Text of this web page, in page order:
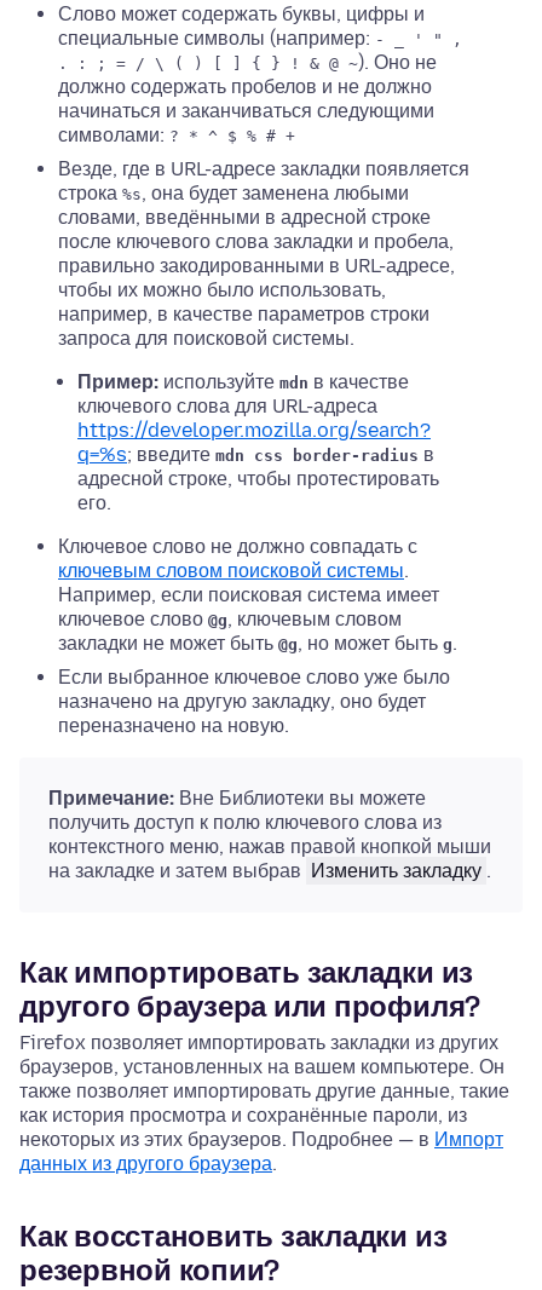
Слово может содержать буквы, цифры и
специальные символы (например: - _ ' " ,
. : ; = / \ ( ) [ ] { } ! & @ ~). Оно не
должно содержать пробелов и не должно
начинаться и заканчиваться следующими
символами: ? * ^ $ % # +
Везде, где в URL-адресе закладки появляется
строка %s, она будет заменена любыми
словами, введёнными в адресной строке
после ключевого слова закладки и пробела,
правильно закодированными в URL-адресе,
чтобы их можно было использовать,
например, в качестве параметров строки
запроса для поисковой системы.
Пример: используйте mdn в качестве
ключевого слова для URL-адреса
https://developer.mozilla.org/search?
q=%s; введите mdn css border-radius в
адресной строке, чтобы протестировать
его.
Ключевое слово не должно совпадать с
ключевым словом поисковой системы.
Например, если поисковая система имеет
ключевое слово @g, ключевым словом
закладки не может быть @g, но может быть g.
Если выбранное ключевое слово уже было
назначено на другую закладку, оно будет
переназначено на новую.
Примечание: Вне Библиотеки вы можете
получить доступ к полю ключевого слова из
контекстного меню, нажав правой кнопкой мыши
на закладке и затем выбрав Изменить закладку .
Как импортировать закладки из
другого браузера или профиля?
Firefox позволяет импортировать закладки из других
браузеров, установленных на вашем компьютере. Он
также позволяет импортировать другие данные, такие
как история просмотра и сохранённые пароли, из
некоторых из этих браузеров. Подробнее — в Импорт
данных из другого браузера.
Как восстановить закладки из
резервной копии?